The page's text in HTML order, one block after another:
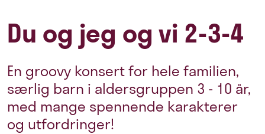
Du og jeg og vi 2-3-4
En groovy konsert for hele familien,
særlig barn i aldersgruppen 3 - 10 år,
med mange spennende karakterer
og utfordringer!